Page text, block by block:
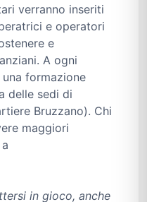
verranno inseriti
e operatori
e
A ogni
formazione
delle sedi di
Bruzzano). Chi
maggiori
in gioco, anche